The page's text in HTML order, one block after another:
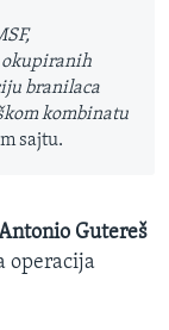
okupiranih
branilaca
kombinatu
sajtu.
Gutereš
operacija